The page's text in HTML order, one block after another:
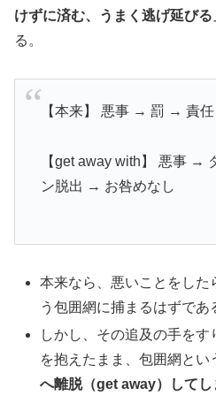
けずに済む、うまく逃げ延びる
る。
【本来】 悪事 → 罰 → 責任
【get away with】 悪事 →
ン脱出 → お咎めなし
本来なら、悪いことをした
う包囲網に捕まるはずであ
しかし、その追及の手をす
を抱えたまま、包囲網とい
へ離脱（get away）してし